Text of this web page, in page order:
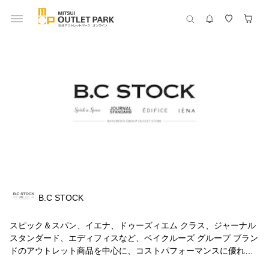
B.C STOCK
スピック＆スパン、イエナ、ドゥーズィエム クラス、ジャーナル
スタンダード、エディフィスなど、ベイクルーズ グループ ブラン
ドのアウトレット商品を中心に、コストパフォーマンスに優れ時